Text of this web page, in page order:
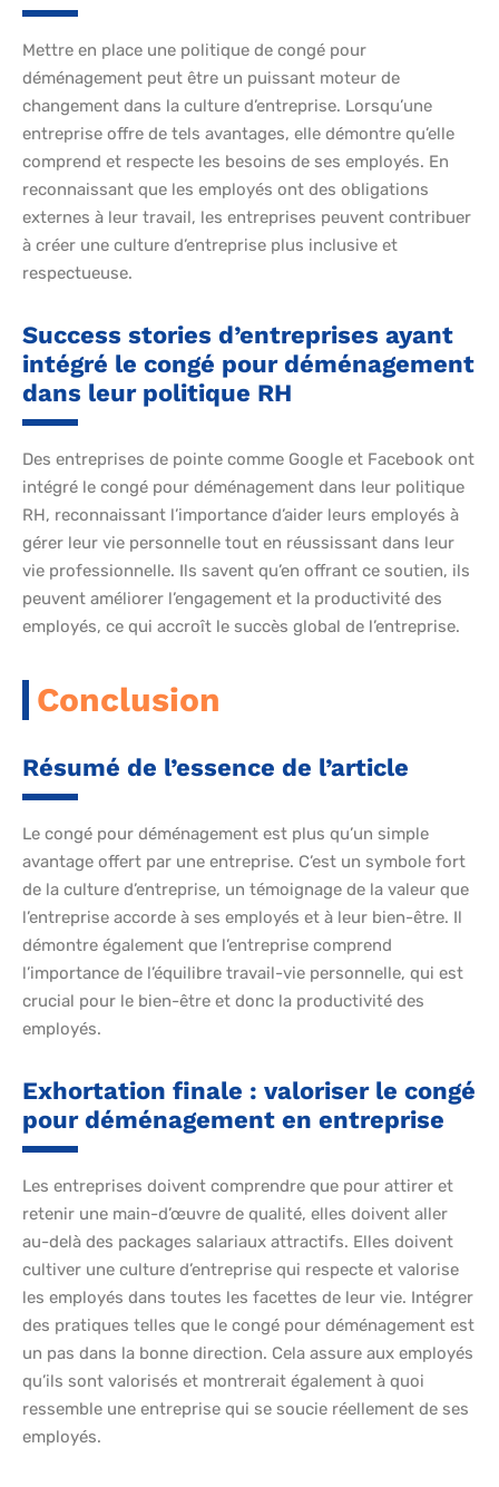
Mettre en place une politique de congé pour
déménagement peut être un puissant moteur de
changement dans la culture d’entreprise. Lorsqu’une
entreprise offre de tels avantages, elle démontre qu’elle
comprend et respecte les besoins de ses employés. En
reconnaissant que les employés ont des obligations
externes à leur travail, les entreprises peuvent contribuer
à créer une culture d’entreprise plus inclusive et
respectueuse.
Success stories d’entreprises ayant
intégré le congé pour déménagement
dans leur politique RH
Des entreprises de pointe comme Google et Facebook ont
intégré le congé pour déménagement dans leur politique
RH, reconnaissant l’importance d’aider leurs employés à
gérer leur vie personnelle tout en réussissant dans leur
vie professionnelle. Ils savent qu’en offrant ce soutien, ils
peuvent améliorer l’engagement et la productivité des
employés, ce qui accroît le succès global de l’entreprise.
Conclusion
Résumé de l’essence de l’article
Le congé pour déménagement est plus qu’un simple
avantage offert par une entreprise. C’est un symbole fort
de la culture d’entreprise, un témoignage de la valeur que
l’entreprise accorde à ses employés et à leur bien-être. Il
démontre également que l’entreprise comprend
l’importance de l’équilibre travail-vie personnelle, qui est
crucial pour le bien-être et donc la productivité des
employés.
Exhortation finale : valoriser le congé
pour déménagement en entreprise
Les entreprises doivent comprendre que pour attirer et
retenir une main-d’œuvre de qualité, elles doivent aller
au-delà des packages salariaux attractifs. Elles doivent
cultiver une culture d’entreprise qui respecte et valorise
les employés dans toutes les facettes de leur vie. Intégrer
des pratiques telles que le congé pour déménagement est
un pas dans la bonne direction. Cela assure aux employés
qu’ils sont valorisés et montrerait également à quoi
ressemble une entreprise qui se soucie réellement de ses
employés.